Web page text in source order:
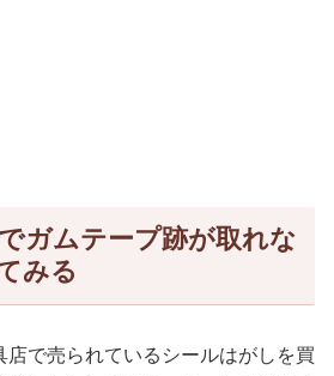
ガムテープ跡が取れな
みる
店で売られているシールはがしを買